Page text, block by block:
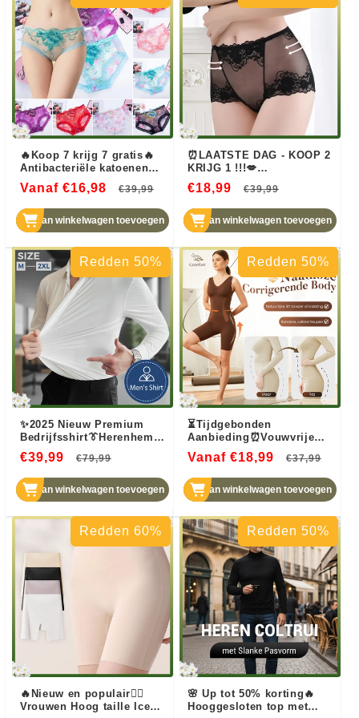
🔥Koop 7 krijg 7 gratis🔥
Antibacteriële katoenen
panty met kanten
borduursel
Vanaf €16,98
Normale
prijs
€39,99 Aanbiedingsprijs
Aan winkelwagen toevoegen
⏰LAATSTE DAG - KOOP 2
KRIJG 1 !!!💋
Handgemaakte zijden
kanten slipjes voor dames
😍
€18,99
Normale
prijs
€39,99
Aan winkelwagen toevoegen
Redden 50%
✨2025 Nieuw Premium
Bedrijfsshirt👔Herenhemd
met kreukvrije
knoopsluiting
€39,99
Normale
prijs
€79,99 Aanbiedingsprijs
Aan winkelwagen toevoegen
Redden 50%
⏳Tijdgebonden
Aanbieding⏰Vouwvrije
One-piece Shapewear
voor Buikcorrectie &
Heuplifting
Vanaf €18,99
Normale
prijs
€37,99
Aan winkelwagen toevoegen
Redden 60%
🔥Nieuw en populair❤️‍🔥
Vrouwen Hoog taille Ice
Redden 50%
🌸 Up tot 50% korting🔥
Hooggesloten top met